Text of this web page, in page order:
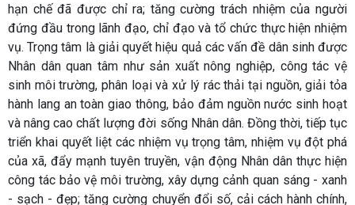
hạn chế đã được chỉ ra; tăng cường trách nhiệm của người
đứng đầu trong lãnh đạo, chỉ đạo và tổ chức thực hiện nhiệm
vụ. Trọng tâm là giải quyết hiệu quả các vấn đề dân sinh được
Nhân dân quan tâm như sản xuất nông nghiệp, công tác vệ
sinh môi trường, phân loại và xử lý rác thải tại nguồn, giải tỏa
hành lang an toàn giao thông, bảo đảm nguồn nước sinh hoạt
và nâng cao chất lượng đời sống Nhân dân. Đồng thời, tiếp tục
triển khai quyết liệt các nhiệm vụ trọng tâm, nhiệm vụ đột phá
của xã, đẩy mạnh tuyên truyền, vận động Nhân dân thực hiện
công tác bảo vệ môi trường, xây dựng cảnh quan sáng - xanh
- sạch - đẹp; tăng cường chuyển đổi số, cải cách hành chính,